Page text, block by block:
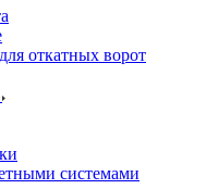
откатных ворот
системами